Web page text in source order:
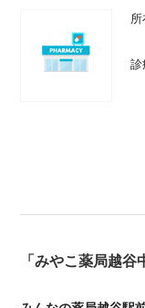
診
「みやこ薬局越